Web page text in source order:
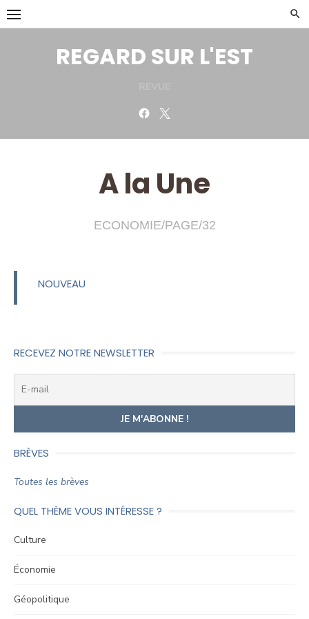
Skip
to
REGARD SUR L'EST
Facebook
A la Une
ECONOMIE/PAGE/32
NOUVEAU
RECEVEZ NOTRE NEWSLETTER
BRÈVES
Toutes les brèves
QUEL THÈME VOUS INTÉRESSE ?
Culture
Économie
Géopolitique